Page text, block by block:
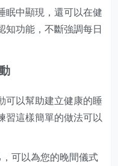
眠中顯現，還可以在健
知功能，不斷強調每日
可以幫助建立健康的睡
習這樣簡單的做法可以
可以為您的晚間儀式